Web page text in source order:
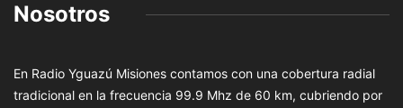
Nosotros
En Radio Yguazú Misiones contamos con una cobertura radial
tradicional en la frecuencia 99.9 Mhz de 60 km, cubriendo por